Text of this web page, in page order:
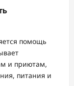
помощь
и приютам,
питания и